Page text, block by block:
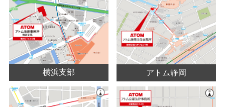
横浜支部 アトム静岡